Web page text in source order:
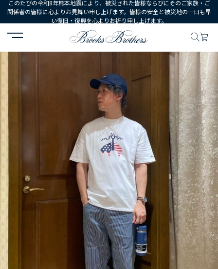
このたびの令和8年熊本地震により、被災された皆様ならびにそのご家族・ご
関係者の皆様に心よりお見舞い申し上げます。皆様の安全と被災地の一日も早
い復旧・復興を心よりお祈り申し上げます。
HOME コーディネート コーディネート詳細